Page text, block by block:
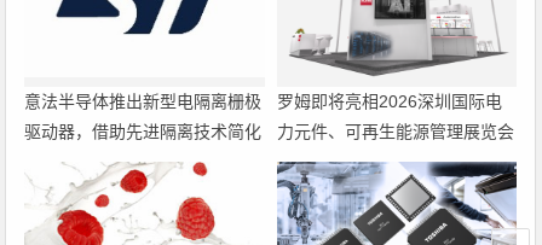
意法半导体推出新型电隔离栅极
驱动器，借助先进隔离技术简化
电源设计
罗姆即将亮相2026深圳国际电
力元件、可再生能源管理展览会
暨研讨会